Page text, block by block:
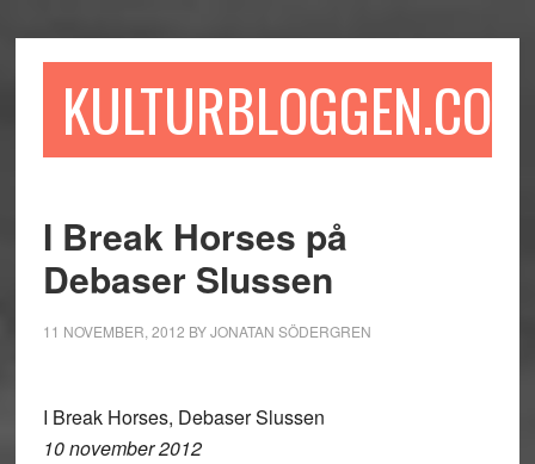
till
till
sidofältet
till
KULTURBLOGGEN.COM
I Break Horses på
Debaser Slussen
11 NOVEMBER, 2012 BYJONATAN SÖDERGREN
I Break Horses, Debaser Slussen
10 november 2012